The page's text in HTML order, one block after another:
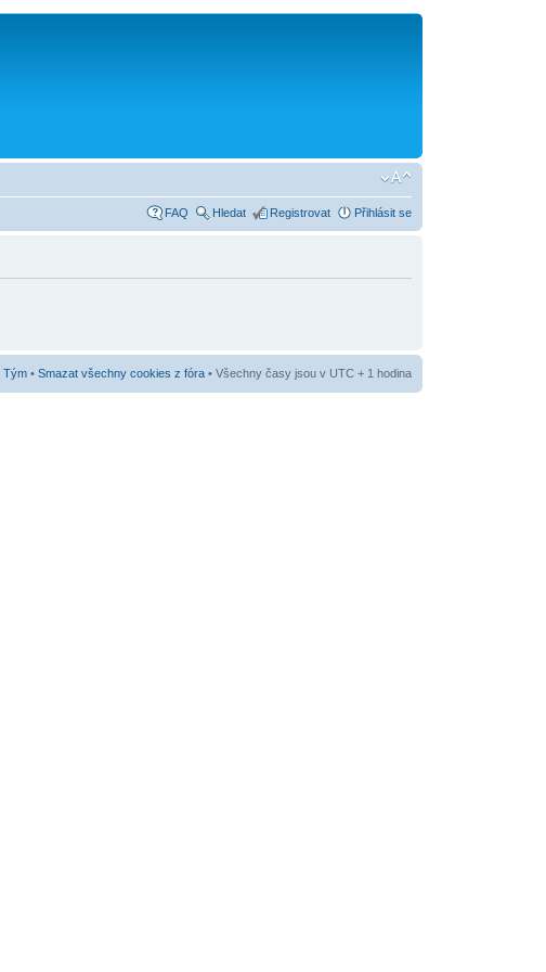
FAQ Hledat Registrovat Přihlásit se
Tým• Smazat všechny cookies z fóra• Všechny časy jsou v UTC + 1 hodina